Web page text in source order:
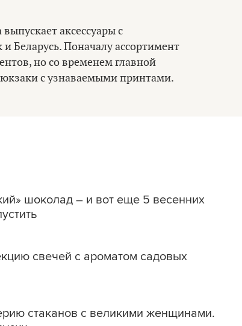
аксессуары с
Беларусь. Поначалу ассортимент
но со временем главной
с узнаваемыми принтами.
шоколад – и вот еще 5 весенних
свечей с ароматом садовых
стаканов с великими женщинами.